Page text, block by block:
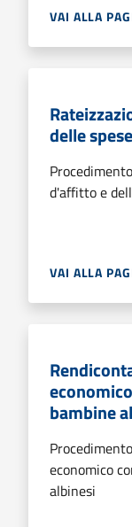
VAI ALLA
delle spese
d'affitto e
VAI ALLA
bambine
economico
albinesi